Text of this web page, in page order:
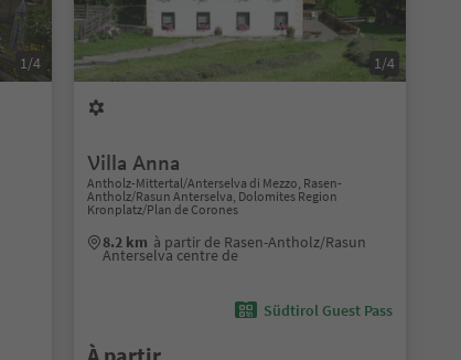
1/4 1/4
Villa Anna
Antholz-Mittertal/Anterselva di Mezzo, Rasen-
Antholz/Rasun Anterselva, Dolomites Region
Kronplatz/Plan de Corones
8.2 km à partir de Rasen-Antholz/Rasun
Anterselva centre de
Südtirol Guest Pass